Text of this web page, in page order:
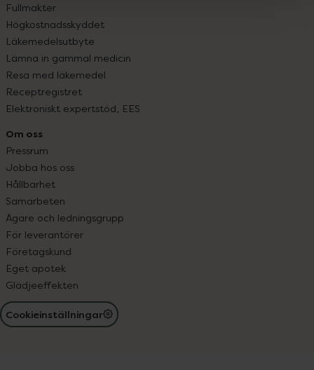
Fullmakter
Högkostnadsskyddet
Läkemedelsutbyte
Lämna in gammal medicin
Resa med läkemedel
Receptregistret
Elektroniskt expertstöd, EES
Om oss
Pressrum
Jobba hos oss
Hållbarhet
Samarbeten
Ägare och ledningsgrupp
För leverantörer
Företagskund
Eget apotek
Glädjeeffekten
Cookieinställningar